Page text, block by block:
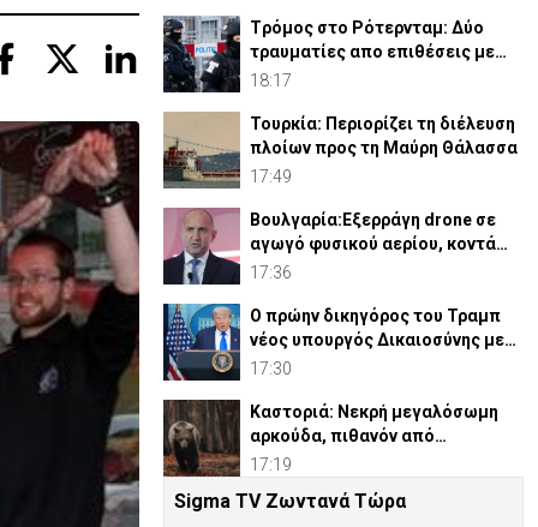
Tρόμος στο Ρότερνταμ: Δύο
τραυματίες απο επιθέσεις με
μαχαίρι
18:17
Τουρκία: Περιορίζει τη διέλευση
πλοίων προς τη Μαύρη Θάλασσα
17:49
Βουλγαρία:Εξερράγη drone σε
αγωγό φυσικού αερίου, κοντά
στα σύνορα με Ρουμανία
17:36
Ο πρώην δικηγόρος του Τραμπ
νέος υπουργός Δικαιοσύνης με
οριακή πλειοψηφία
17:30
Καστοριά: Νεκρή μεγαλόσωμη
αρκούδα, πιθανόν από
πυροβολισμό
17:19
ΗΠΑ: Στο στόχαστρο πρώην
Sigma TV Ζωντανά Τώρα